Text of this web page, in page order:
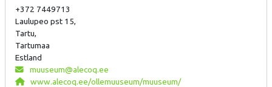
+372 7449713
Laulupeo pst 15,
Tartu,
Tartumaa
Estland
muuseum@alecoq.ee
www.alecoq.ee/ollemuuseum/muuseum/